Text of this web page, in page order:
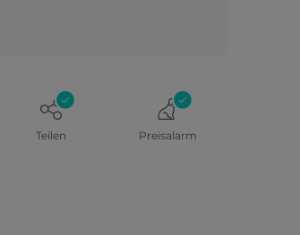
Teilen Preisalarm